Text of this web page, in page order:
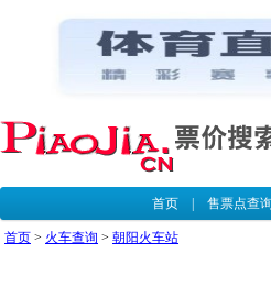
首页| 售票点查询
首页 > 火车查询 > 朝阳火车站